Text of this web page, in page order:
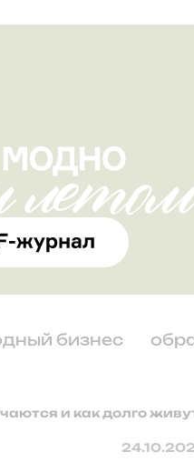
бизнес
и как долго